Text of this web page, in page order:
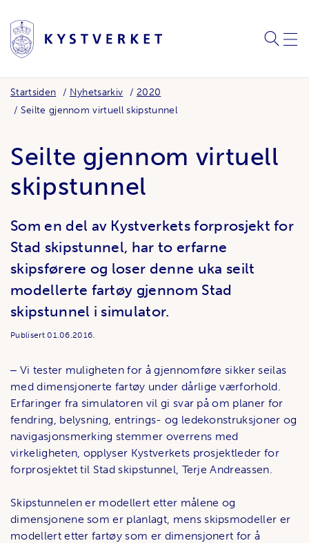
SØK
Startsiden Nyhetsarkiv
2020
Seilte gjennom virtuell skipstunnel
Seilte gjennom virtuell
skipstunnel
Som en del av Kystverkets forprosjekt for
Stad skipstunnel, har to erfarne
skipsførere og loser denne uka seilt
modellerte fartøy gjennom Stad
skipstunnel i simulator.
Publisert01.06.2016.
‒ Vi tester muligheten for å gjennomføre sikker seilas
med dimensjonerte fartøy under dårlige værforhold.
Erfaringer fra simulatoren vil gi svar på om planer for
fendring, belysning, entrings- og ledekonstruksjoner og
navigasjonsmerking stemmer overrens med
virkeligheten, opplyser Kystverkets prosjektleder for
forprosjektet til Stad skipstunnel, Terje Andreassen.
Skipstunnelen er modellert etter målene og
dimensjonene som er planlagt, mens skipsmodeller er
modellert etter fartøy som er dimensjonert for å